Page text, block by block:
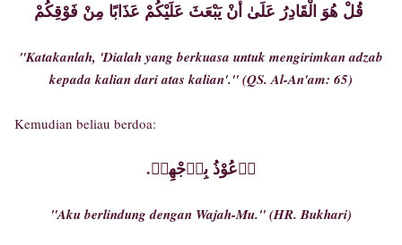
"Katakanlah, 'Dialah yang berkuasa untuk mengirimkan adzab
kepada kalian dari atas kalian'." (QS. Al-An'am: 65)
Kemudian beliau berdoa:
.أٙعُوْذُ بِوٙجْهِكٙ
"Aku berlindung dengan Wajah-Mu." (HR. Bukhari)